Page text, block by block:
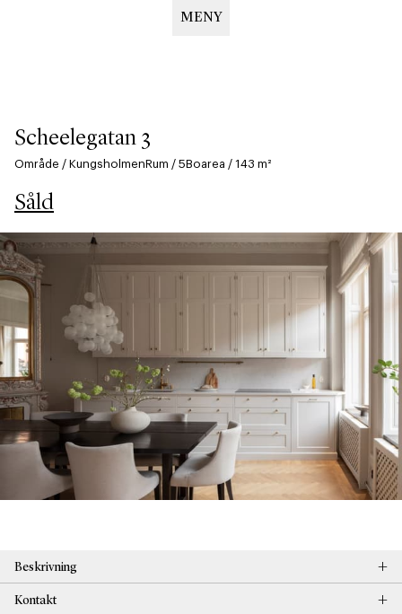
MENY
Scheelegatan 3
Område / KungsholmenRum / 5Boarea / 143 m²
Såld
Beskrivning +
Kontakt +